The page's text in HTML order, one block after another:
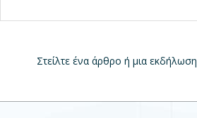
Στείλτε ένα άρθρο ή μια εκδήλωση